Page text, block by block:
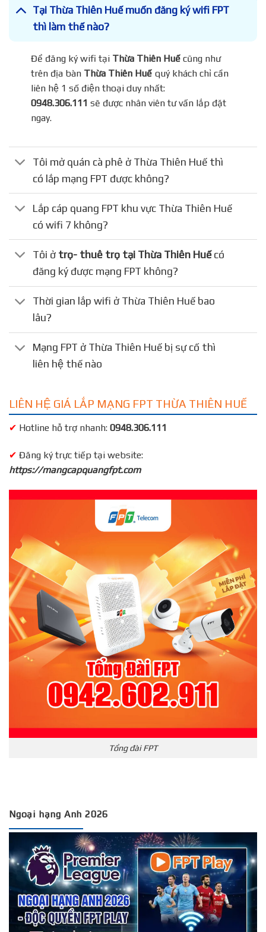
Tại Thừa Thiên Huế muốn đăng ký wifi FPT
thì làm thế nào?
Để đăng ký wifi tạiThừa Thiên Huếcũng như
trên địa bànThừa Thiên Huếquý khách chỉ cần
liên hệ 1 số điện thoại duy nhất:
0948.306.111 sẽ được nhân viên tư vấn lắp đặt
ngay.
Tôi mở quán cà phê ở Thừa Thiên Huế thì
có lắp mạng FPT được không?
Lắp cáp quang FPT khu vực Thừa Thiên Huế
có wifi 7 không?
Tôi ở trọ- thuê trọ tại Thừa Thiên Huếcó
đăng ký được mạng FPT không?
Thời gian lắp wifi ở Thừa Thiên Huế bao
lâu?
Mạng FPT ở Thừa Thiên Huế bị sự cố thì
liên hệ thế nào
LIÊN HỆ GIÁ LẮP MẠNG FPT THỪA THIÊN HUẾ
✔ Hotline hỗ trợ nhanh: 0948.306.111
✔ Đăng ký trực tiếp tại website:
https://mangcapquangfpt.com
Tổng đài FPT
Ngoại hạng Anh 2026